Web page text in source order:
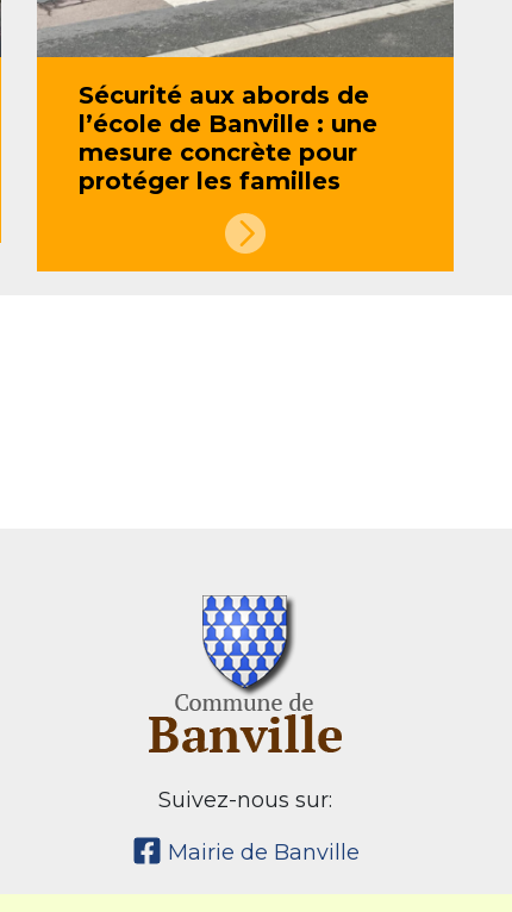
Sécurité aux abords de
l’école de Banville : une
mesure concrète pour
protéger les familles
Suivez-nous sur:
Mairie de Banville